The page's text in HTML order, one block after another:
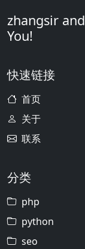
zhangsir
You!
快速链接
首页
关于
联系
分类
php
python
seo